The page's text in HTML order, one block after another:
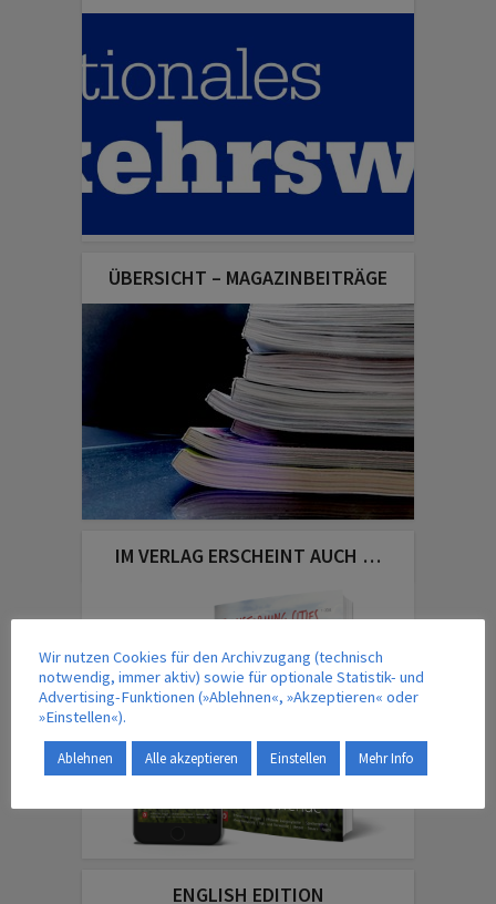
ÜBERSICHT – MAGAZINBEITRÄGE
IM VERLAG ERSCHEINT AUCH …
ENGLISH EDITION
Wir nutzen Cookies für den Archivzugang (technisch
notwendig, immer aktiv) sowie für optionale Statistik- und
Advertising-Funktionen (»Ablehnen«, »Akzeptieren« oder
»Einstellen«).
Ablehnen Alle akzeptieren Einstellen Mehr Info